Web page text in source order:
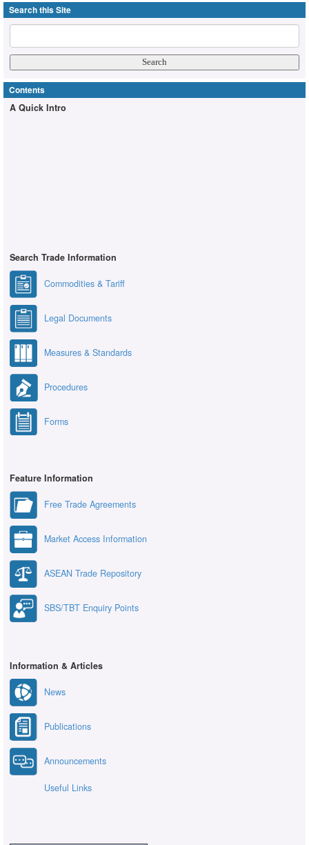
Search this Site
Contents
A Quick Intro
Search Trade Information
Commodities & Tariff
Legal Documents
Measures & Standards
Procedures
Forms
Feature Information
Free Trade Agreements
Market Access Information
ASEAN Trade Repository
SBS/TBT Enquiry Points
Information & Articles
News
Publications
Announcements
Useful Links